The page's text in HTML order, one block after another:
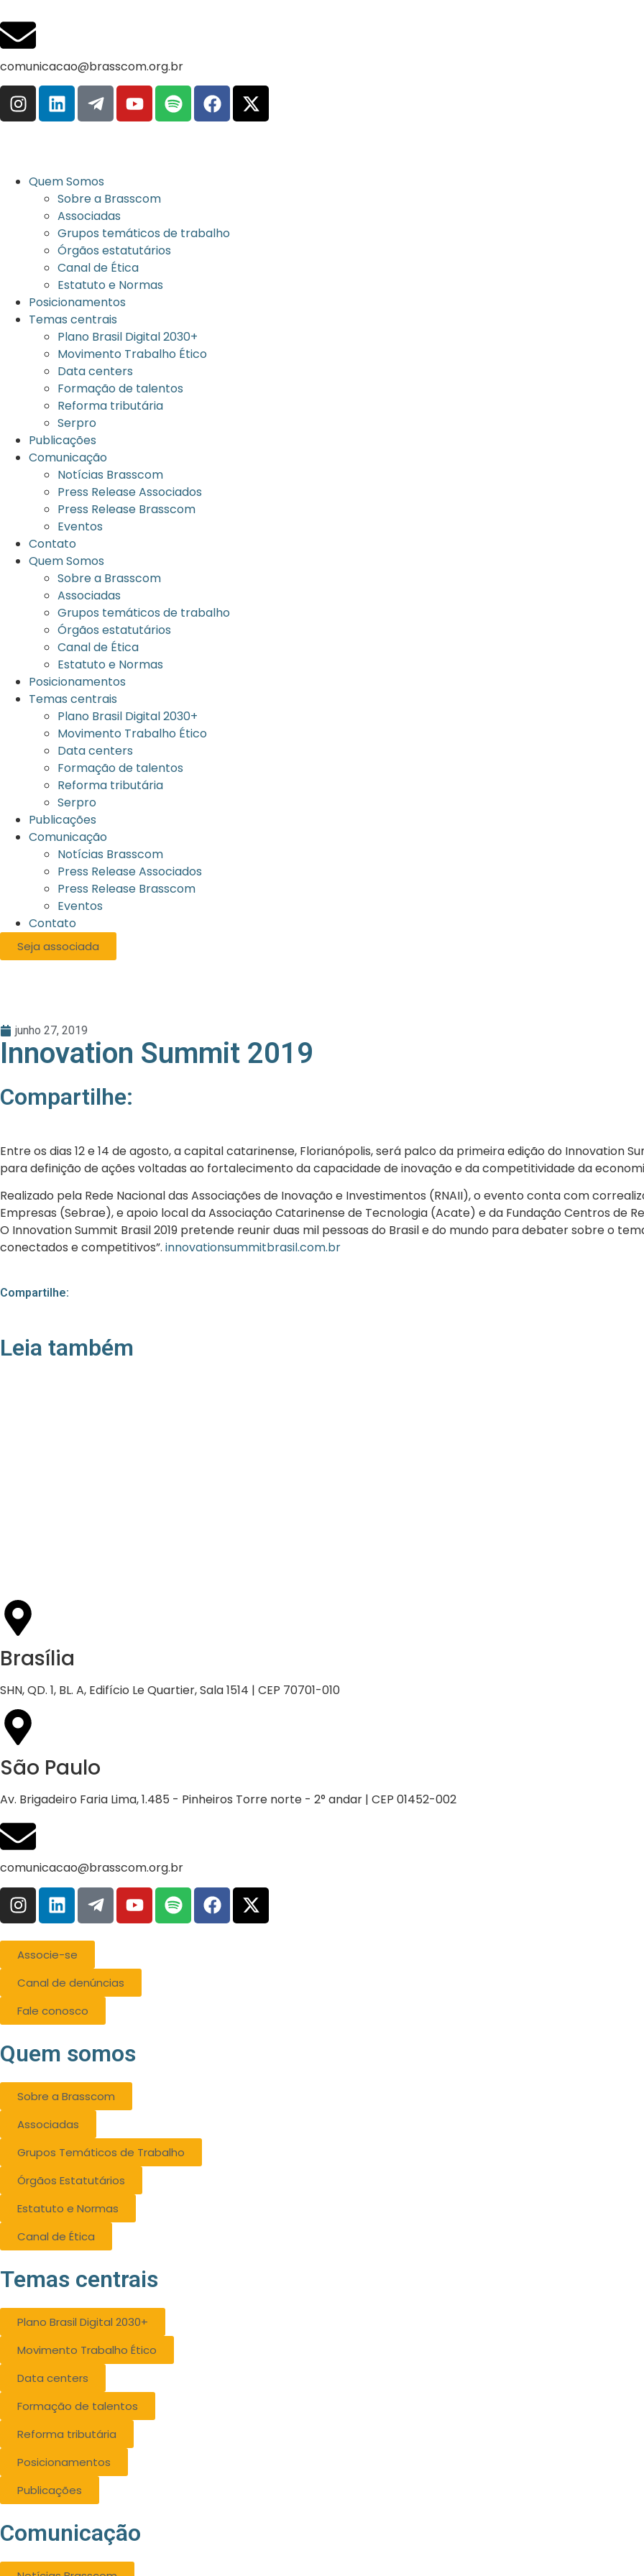
comunicacao@brasscom.org.br
Quem Somos
Sobre a Brasscom
Associadas
Grupos temáticos de trabalho
Órgãos estatutários
Canal de Ética
Estatuto e Normas
Posicionamentos
Temas centrais
Plano Brasil Digital 2030+
Movimento Trabalho Ético
Data centers
Formação de talentos
Reforma tributária
Serpro
Publicações
Comunicação
Notícias Brasscom
Press Release Associados
Press Release Brasscom
Eventos
Contato
Quem Somos
Sobre a Brasscom
Associadas
Grupos temáticos de trabalho
Órgãos estatutários
Canal de Ética
Estatuto e Normas
Posicionamentos
Temas centrais
Plano Brasil Digital 2030+
Movimento Trabalho Ético
Data centers
Formação de talentos
Reforma tributária
Serpro
Publicações
Comunicação
Notícias Brasscom
Press Release Associados
Press Release Brasscom
Eventos
Contato
Seja associada
junho 27, 2019
Innovation Summit 2019
Compartilhe:
Entre os dias 12 e 14 de agosto, a capital catarinense, Florianópolis, será palco da primeira edição do Innovation
para definição de ações voltadas ao fortalecimento da capacidade de inovação e da competitividade da
Realizado pela Rede Nacional das Associações de Inovação e Investimentos (RNAII), o evento conta com
Empresas (Sebrae), e apoio local da Associação Catarinense de Tecnologia (Acate) e da Fundação Centros de
O Innovation Summit Brasil 2019 pretende reunir duas mil pessoas do Brasil e do mundo para debater sobre o
conectados e competitivos”. innovationsummitbrasil.com.br
Compartilhe:
Leia também
Brasília
SHN, QD. 1, BL. A, Edifício Le Quartier, Sala 1514 | CEP 70701-010
São Paulo
Av. Brigadeiro Faria Lima, 1.485 - Pinheiros Torre norte - 2° andar | CEP 01452-002
comunicacao@brasscom.org.br
Associe-se
Canal de denúncias
Fale conosco
Quem somos
Sobre a Brasscom
Associadas
Grupos Temáticos de Trabalho
Órgãos Estatutários
Estatuto e Normas
Canal de Ética
Temas centrais
Plano Brasil Digital 2030+
Movimento Trabalho Ético
Data centers
Formação de talentos
Reforma tributária
Posicionamentos
Publicações
Comunicação